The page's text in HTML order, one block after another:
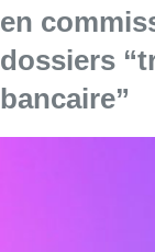
en
dossiers
bancaire”